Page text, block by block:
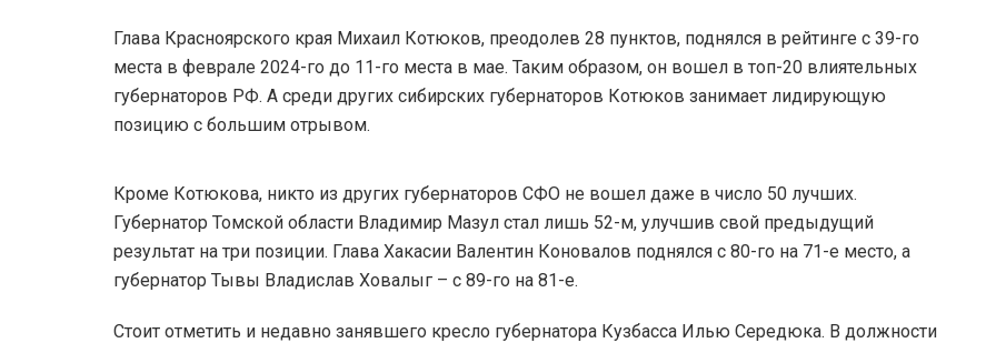
Глава Красноярского края Михаил Котюков, преодолев 28 пунктов, поднялся в рейтинге с 39-го
места в феврале 2024-го до 11-го места в мае. Таким образом, он вошел в топ-20 влиятельных
губернаторов РФ. А среди других сибирских губернаторов Котюков занимает лидирующую
позицию с большим отрывом.
Кроме Котюкова, никто из других губернаторов СФО не вошел даже в число 50 лучших.
Губернатор Томской области Владимир Мазул стал лишь 52-м, улучшив свой предыдущий
результат на три позиции. Глава Хакасии Валентин Коновалов поднялся с 80-го на 71-е место, а
губернатор Тывы Владислав Ховалыг – с 89-го на 81-е.
Стоит отметить и недавно занявшего кресло губернатора Кузбасса Илью Середюка. В должности